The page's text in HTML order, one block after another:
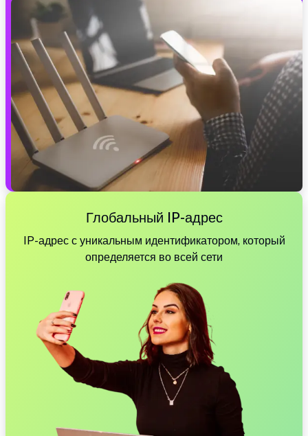
Глобальный IP-адрес
IP-адрес с уникальным идентификатором, который
определяется во всей сети